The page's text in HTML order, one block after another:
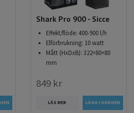
Shark Pro 900 - Sicce
Effekt/flöde: 400-900 l/h
Elförbrukning: 10 watt
Mått (HxDxB): 322×80×80
mm
849 kr
LÄS MER